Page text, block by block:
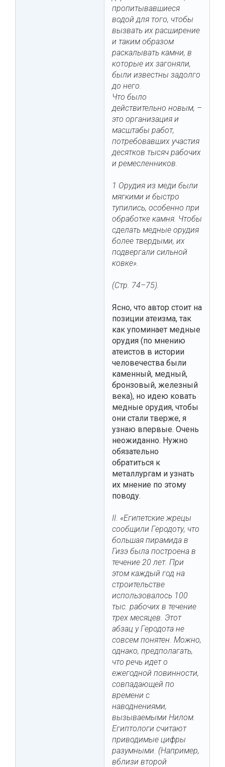
пропитывавшиеся
водой для того, чтобы
вызвать их расширение
и таким образом
раскалывать камни, в
которые их загоняли,
были известны задолго
до него.
Что было
действительно новым, –
это организация и
масштабы работ,
потребовавших участия
десятков тысяч рабочих
и ремесленников.
1 Орудия из меди были
мягкими и быстро
тупились, особенно при
обработке камня. Чтобы
сделать медные орудия
более твердыми, их
подвергали сильной
ковке».
(Стр. 74–75).
Ясно, что автор стоит на
позиции атеизма, так
как упоминает медные
орудия (по мнению
атеистов в истории
человечества были
каменный, медный,
бронзовый, железный
века), но идею ковать
медные орудия, чтобы
они стали тверже, я
узнаю впервые. Очень
неожиданно. Нужно
обязательно
обратиться к
металлургам и узнать
их мнение по этому
поводу.
II. «Египетские жрецы
сообщили Геродоту, что
большая пирамида в
Гизэ была построена в
течение 20 лет. При
этом каждый год на
строительстве
использовалось 100
тыс. рабочих в течение
трех месяцев. Этот
абзац у Геродота не
совсем понятен. Можно,
однако, предполагать,
что речь идет о
ежегодной повинности,
совпадающей по
времени с
наводнениями,
вызываемыми Нилом.
Египтологи считают
приводимые цифры
разумными. (Например,
вблизи второй